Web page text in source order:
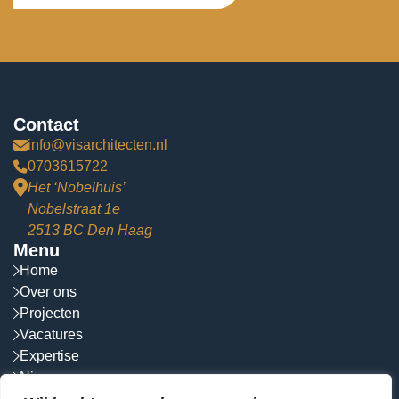
Contact
info@visarchitecten.nl
0703615722
Het ‘Nobelhuis’
Nobelstraat 1e
2513 BC Den Haag
Menu
Home
Over ons
Projecten
Vacatures
Expertise
Nieuws